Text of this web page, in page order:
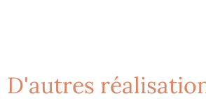
D'autres